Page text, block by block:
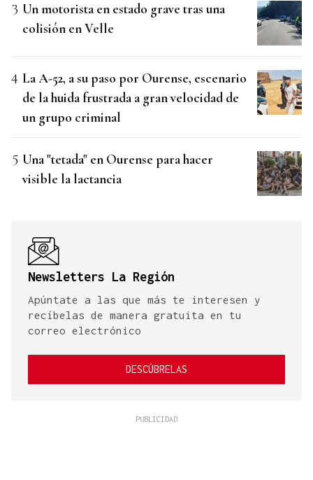
Un motorista en estado grave tras una
colisión en Velle
La A-52, a su paso por Ourense, escenario
de la huida frustrada a gran velocidad de
un grupo criminal
Una "tetada" en Ourense para hacer
visible la lactancia
Newsletters La Región
Apúntate a las que más te interesen y
recíbelas de manera gratuita en tu
correo electrónico
DESCÚBRELAS